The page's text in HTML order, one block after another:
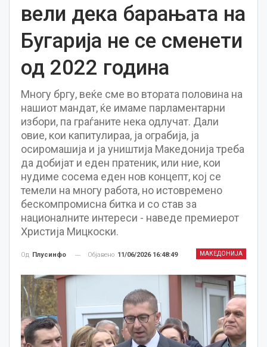
вели дека барањата на
Бугарија не се сменети
од 2022 година
Многу бргу, веќе сме во втората половина на
нашиот мандат, ќе имаме парламентарни
избори, па граѓаните нека одлучат. Дали
овие, кои капитулираа, ја ограбија, ја
осиромашија и ја уништија Македонија треба
да добијат и еден пратеник, или ние, кои
нудиме сосема еден нов концепт, кој се
темели на многу работа, но истовремено
бескомпромисна битка и со став за
националните интереси - наведе премиерот
Христија Мицкоски.
МАКЕДОНИЈА
Од Плусинфо Објавено 11/06/2026 16:48:49